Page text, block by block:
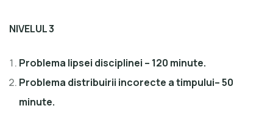
NIVELUL 3
Problema lipsei disciplinei – 120 minute.
Problema distribuirii incorecte a timpului– 50
minute.